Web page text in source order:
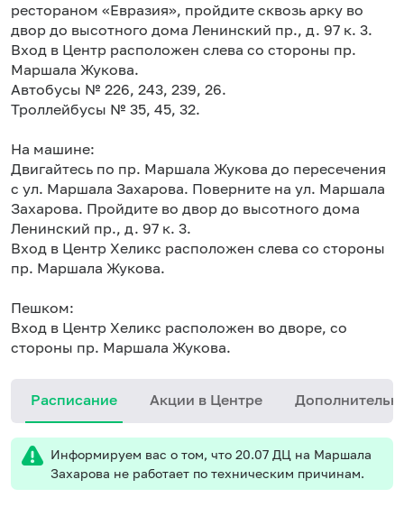
рестораном «Евразия», пройдите сквозь арку во
двор до высотного дома Ленинский пр., д. 97 к. 3.
Вход в Центр расположен слева со стороны пр.
Маршала Жукова.
Автобусы № 226, 243, 239, 26.
Троллейбусы № 35, 45, 32.
На машине:
Двигайтесь по пр. Маршала Жукова до пересечения
с ул. Маршала Захарова. Поверните на ул. Маршала
Захарова. Пройдите во двор до высотного дома
Ленинский пр., д. 97 к. 3.
Вход в Центр Хеликс расположен слева со стороны
пр. Маршала Жукова.
Пешком:
Вход в Центр Хеликс расположен во дворе, со
стороны пр. Маршала Жукова.
Расписание Акции в Центре
Информируем вас о том, что 20.07 ДЦ на Маршала
Захарова не работает по техническим причинам.